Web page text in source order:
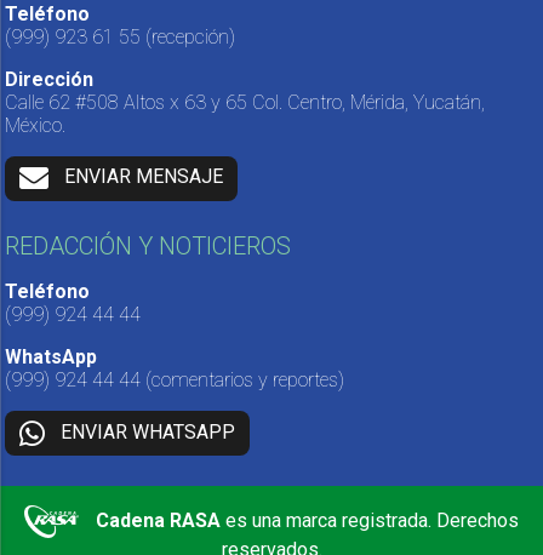
Teléfono
(999) 923 61 55 (recepción)
Dirección
Calle 62 #508 Altos x 63 y 65 Col. Centro, Mérida, Yucatán,
México.
ENVIAR MENSAJE
REDACCIÓN Y NOTICIEROS
Teléfono
(999) 924 44 44
WhatsApp
(999) 924 44 44 (comentarios y reportes)
ENVIAR WHATSAPP
Cadena RASA es una marca registrada. Derechos
reservados.